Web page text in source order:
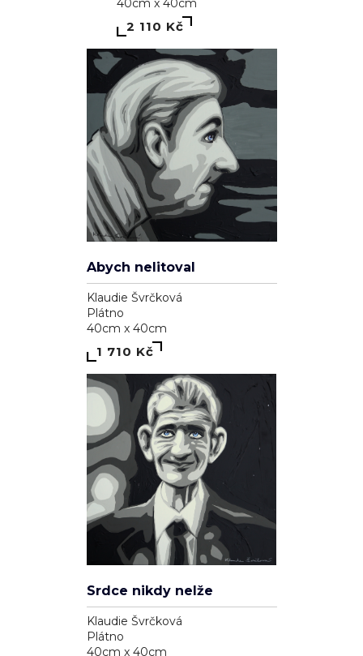
Pozdrav slunci
Klaudie Švrčková
Plátno
90cm x 90cm
4 110 Kč
Pozor, koušu
Klaudie Švrčková
Plátno
50cm x 50cm
2 110 Kč